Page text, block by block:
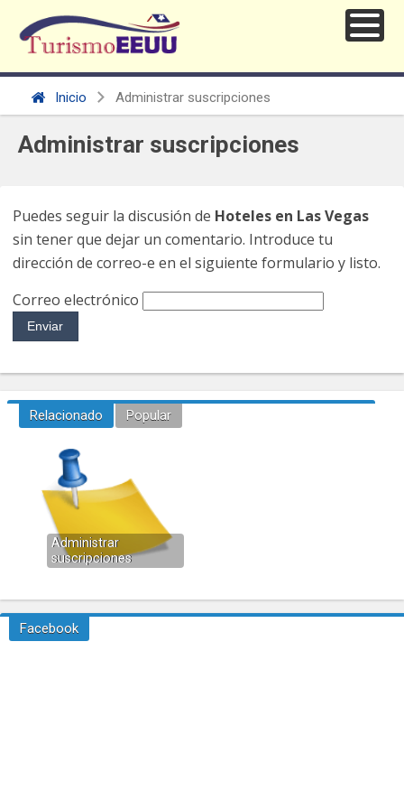
Inicio Administrar suscripciones
Administrar suscripciones
Puedes seguir la discusión de Hoteles en Las Vegas
sin tener que dejar un comentario. Introduce tu
dirección de correo-e en el siguiente formulario y listo.
Correo electrónico
Relacionado Popular
Administrar
suscripciones
Facebook